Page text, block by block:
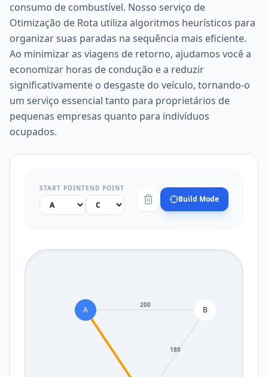
consumo de combustível. Nosso serviço de
Otimização de Rota utiliza algoritmos heurísticos para
organizar suas paradas na sequência mais eficiente.
Ao minimizar as viagens de retorno, ajudamos você a
economizar horas de condução e a reduzir
significativamente o desgaste do veículo, tornando-o
um serviço essencial tanto para proprietários de
pequenas empresas quanto para indivíduos
ocupados.
START POINTEND POINT
Build Mode
200
180
A B